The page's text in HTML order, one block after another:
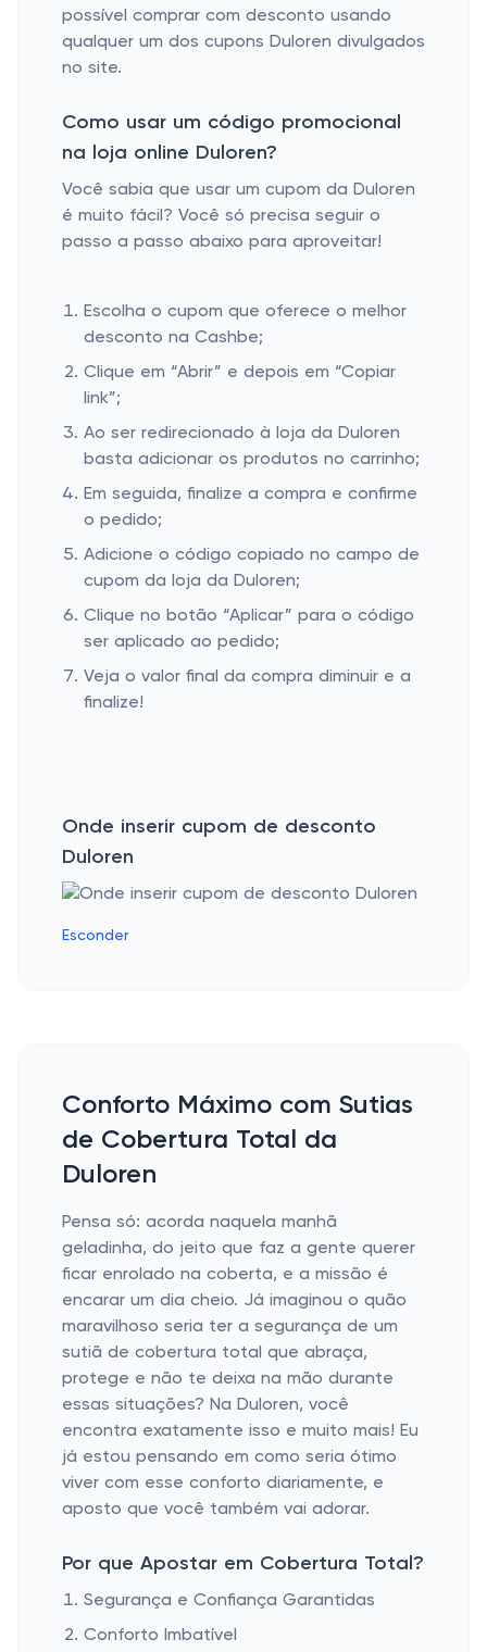
possível comprar com desconto usando
qualquer um dos cupons Duloren divulgados
no site.
Como usar um código promocional
na loja online Duloren?
Você sabia que usar um cupom da Duloren
é muito fácil? Você só precisa seguir o
passo a passo abaixo para aproveitar!
Escolha o cupom que oferece o melhor
desconto na Cashbe;
Clique em “Abrir” e depois em “Copiar
link”;
Ao ser redirecionado à loja da Duloren
basta adicionar os produtos no carrinho;
Em seguida, finalize a compra e confirme
o pedido;
Adicione o código copiado no campo de
cupom da loja da Duloren;
Clique no botão “Aplicar” para o código
ser aplicado ao pedido;
Veja o valor final da compra diminuir e a
finalize!
Onde inserir cupom de desconto
Duloren
Esconder
Conforto Máximo com Sutias
de Cobertura Total da
Duloren
Pensa só: acorda naquela manhã
geladinha, do jeito que faz a gente querer
ficar enrolado na coberta, e a missão é
encarar um dia cheio. Já imaginou o quão
maravilhoso seria ter a segurança de um
sutiã de cobertura total que abraça,
protege e não te deixa na mão durante
essas situações? Na Duloren, você
encontra exatamente isso e muito mais! Eu
já estou pensando em como seria ótimo
viver com esse conforto diariamente, e
aposto que você também vai adorar.
Por que Apostar em Cobertura Total?
Segurança e Confiança Garantidas
Conforto Imbatível